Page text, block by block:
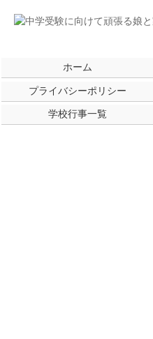
ホーム
プライバシーポリシー
学校行事一覧